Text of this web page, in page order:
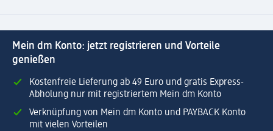
Mein dm Konto: jetzt registrieren und Vorteile
genießen
Kostenfreie Lieferung ab 49 Euro und gratis Express-
Abholung nur mit registriertem Mein dm Konto
Verknüpfung von Mein dm Konto und PAYBACK Konto
mit vielen Vorteilen